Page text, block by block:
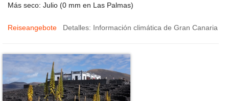
Más seco: Julio (0 mm en Las Palmas)
Reiseangebote Detalles: Información climática de Gran Canaria